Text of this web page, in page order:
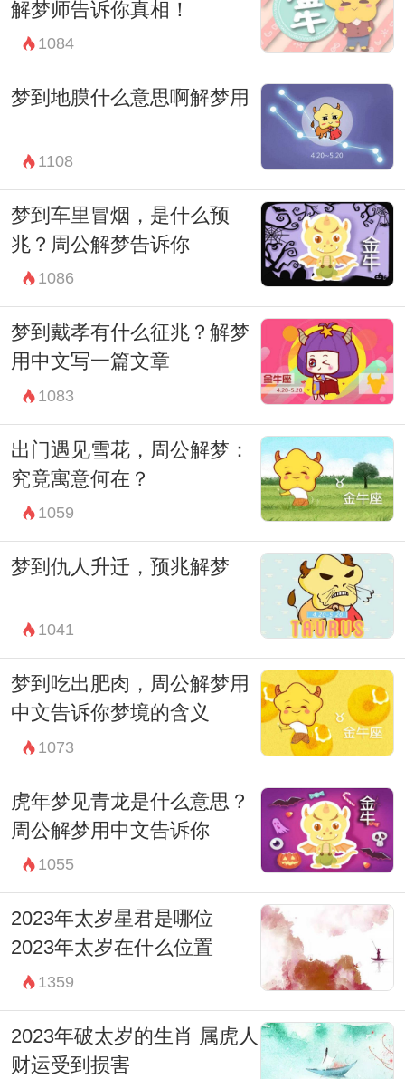
解梦师告诉你真相！
1084
梦到地膜什么意思啊解梦用
1108
梦到车里冒烟，是什么预
兆？周公解梦告诉你
1086
梦到戴孝有什么征兆？解梦
用中文写一篇文章
1083
出门遇见雪花，周公解梦：
究竟寓意何在？
1059
梦到仇人升迁，预兆解梦
1041
梦到吃出肥肉，周公解梦用
中文告诉你梦境的含义
1073
虎年梦见青龙是什么意思？
周公解梦用中文告诉你
1055
2023年太岁星君是哪位
2023年太岁在什么位置
1359
2023年破太岁的生肖 属虎人
财运受到损害